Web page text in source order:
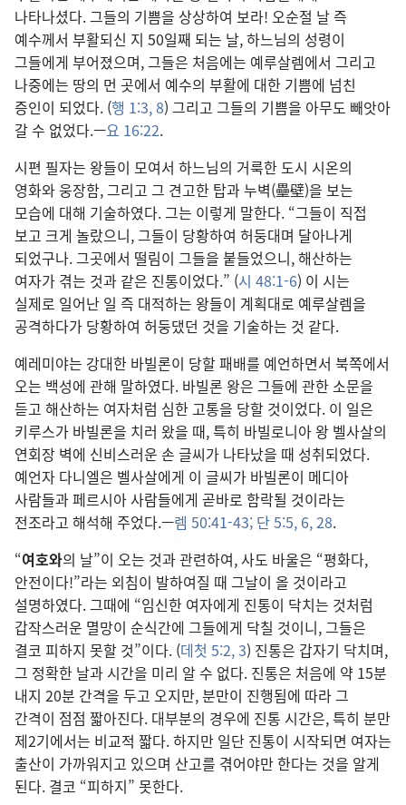
나타나셨다. 그들의 기쁨을 상상하여 보라! 오순절 날 즉
예수께서 부활되신 지 50일째 되는 날, 하느님의 성령이
그들에게 부어졌으며, 그들은 처음에는 예루살렘에서 그리고
나중에는 땅의 먼 곳에서 예수의 부활에 대한 기쁨에 넘친
증인이 되었다. (행 1:3,8) 그리고 그들의 기쁨을 아무도 빼앗아
갈 수 없었다.—요 16:22.
시편 필자는 왕들이 모여서 하느님의 거룩한 도시 시온의
영화와 웅장함, 그리고 그 견고한 탑과 누벽(壘壁)을 보는
모습에 대해 기술하였다. 그는 이렇게 말한다. “그들이 직접
보고 크게 놀랐으니, 그들이 당황하여 허둥대며 달아나게
되었구나. 그곳에서 떨림이 그들을 붙들었으니, 해산하는
여자가 겪는 것과 같은 진통이었다.” (시 48:1-6) 이 시는
실제로 일어난 일 즉 대적하는 왕들이 계획대로 예루살렘을
공격하다가 당황하여 허둥댔던 것을 기술하는 것 같다.
예레미야는 강대한 바빌론이 당할 패배를 예언하면서 북쪽에서
오는 백성에 관해 말하였다. 바빌론 왕은 그들에 관한 소문을
듣고 해산하는 여자처럼 심한 고통을 당할 것이었다. 이 일은
키루스가 바빌론을 치러 왔을 때, 특히 바빌로니아 왕 벨사살의
연회장 벽에 신비스러운 손 글씨가 나타났을 때 성취되었다.
예언자 다니엘은 벨사살에게 이 글씨가 바빌론이 메디아
사람들과 페르시아 사람들에게 곧바로 함락될 것이라는
전조라고 해석해 주었다.—렘 50:41-43; 단 5:5, 6,28.
“여호와의 날”이 오는 것과 관련하여, 사도 바울은 “평화다,
안전이다!”라는 외침이 발하여질 때 그날이 올 것이라고
설명하였다. 그때에 “임신한 여자에게 진통이 닥치는 것처럼
갑작스러운 멸망이 순식간에 그들에게 닥칠 것이니, 그들은
결코 피하지 못할 것”이다. (데첫 5:2, 3) 진통은 갑자기 닥치며,
그 정확한 날과 시간을 미리 알 수 없다. 진통은 처음에 약 15분
내지 20분 간격을 두고 오지만, 분만이 진행됨에 따라 그
간격이 점점 짧아진다. 대부분의 경우에 진통 시간은, 특히 분만
제2기에서는 비교적 짧다. 하지만 일단 진통이 시작되면 여자는
출산이 가까워지고 있으며 산고를 겪어야만 한다는 것을 알게
된다. 결코 “피하지” 못한다.